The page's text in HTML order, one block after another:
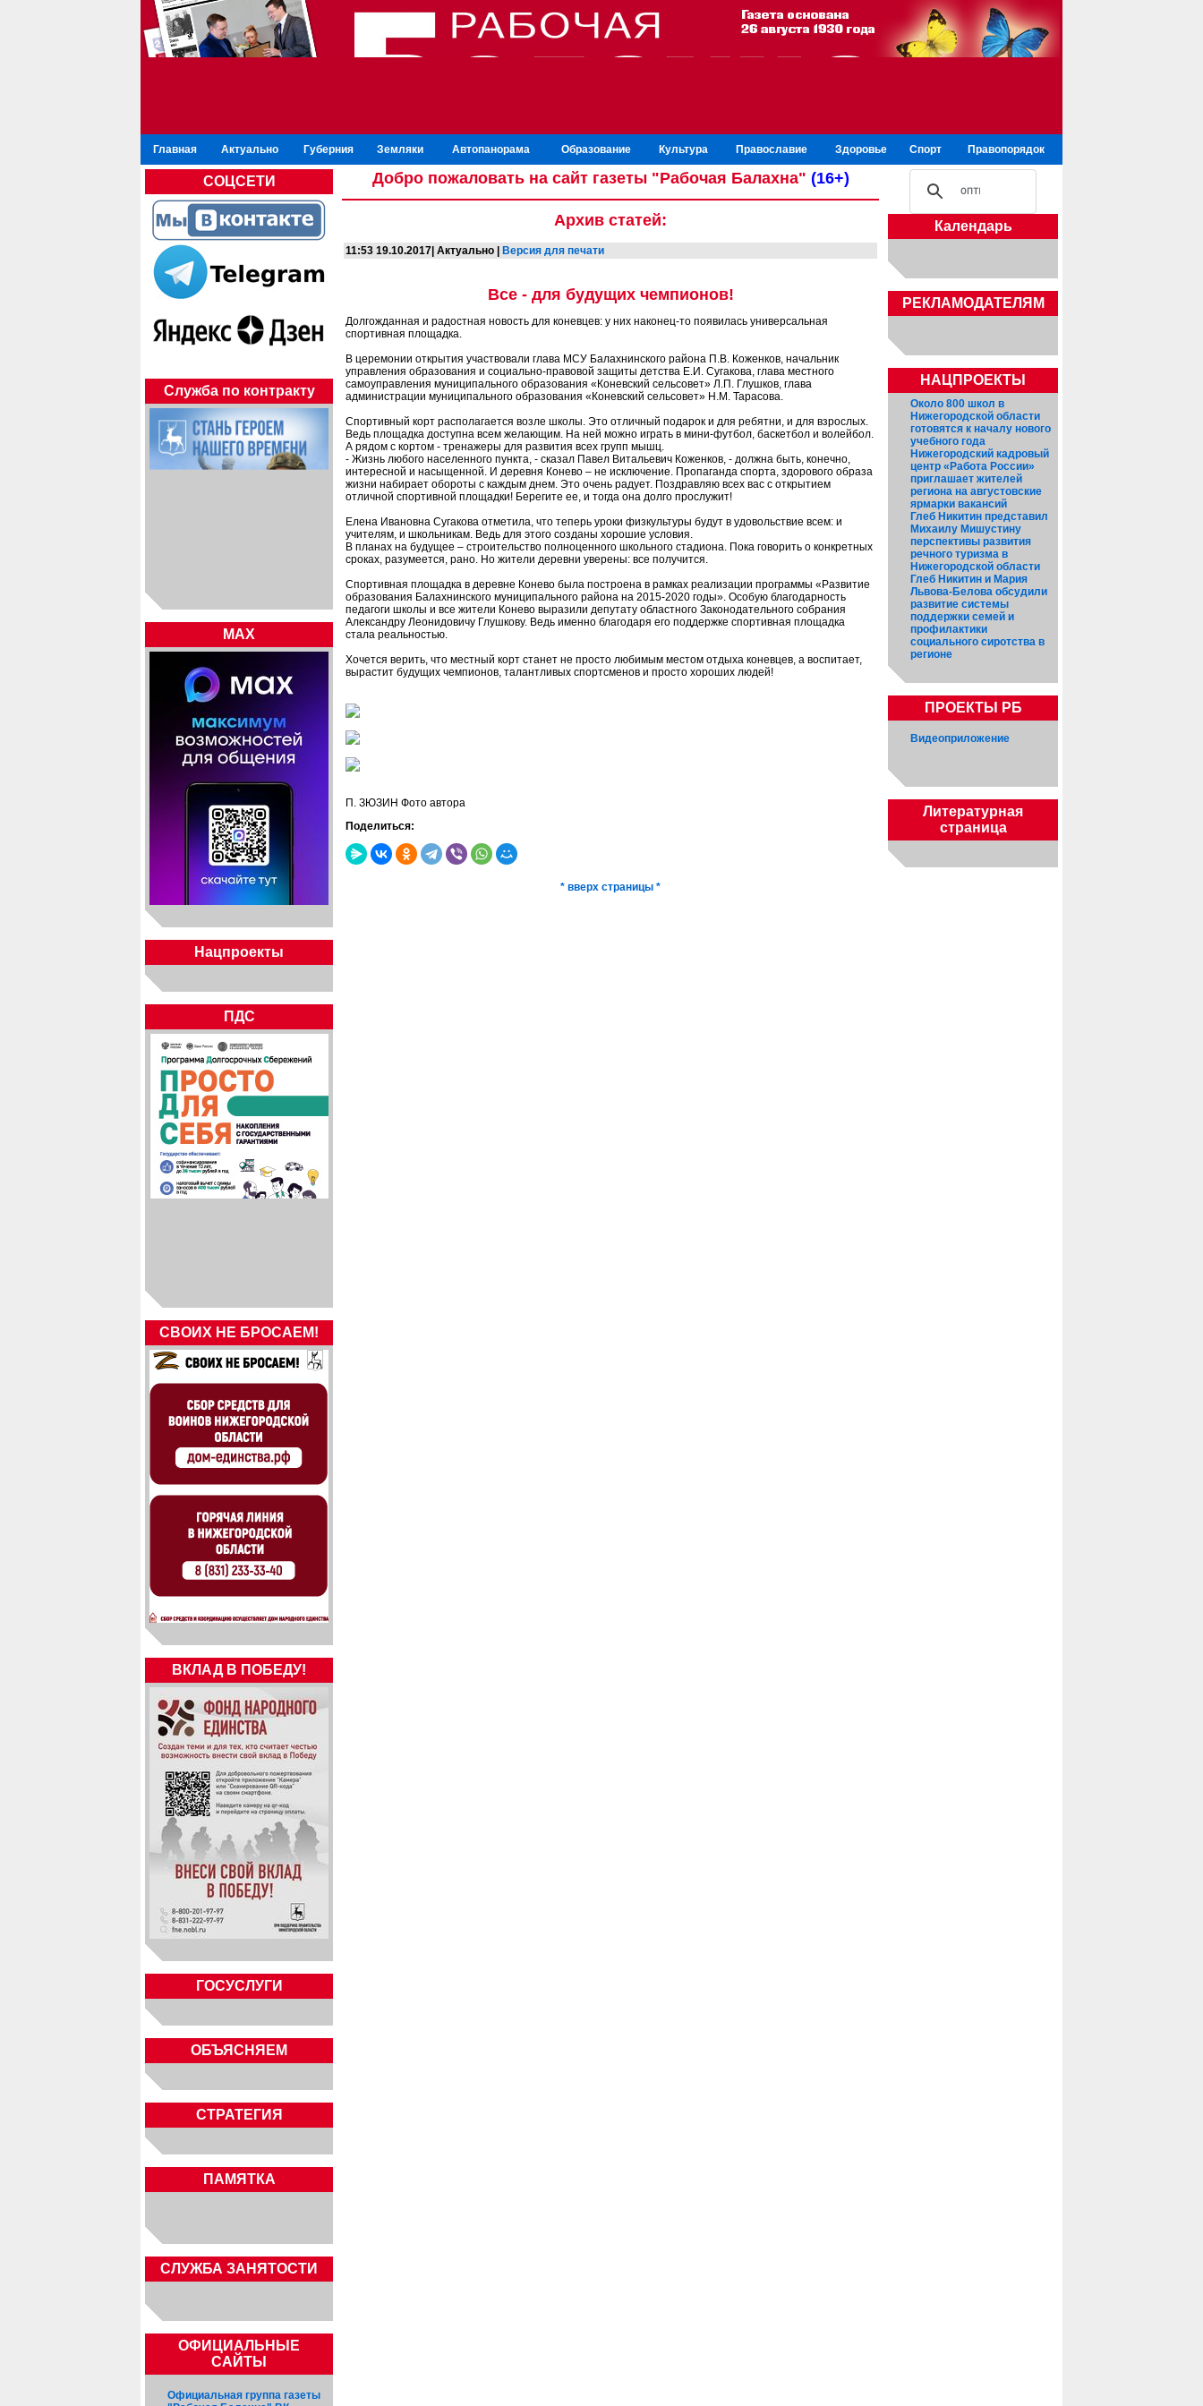
Главная Актуально Губерния Земляки Автопанорама Образование Культура Православие Здоровье Спорт Правопорядок
СОЦСЕТИ
Служба по контракту
MAX
Нацпроекты
ПДС
СВОИХ НЕ БРОСАЕМ!
ВКЛАД В ПОБЕДУ!
ГОСУСЛУГИ
ОБЪЯСНЯЕМ
СТРАТЕГИЯ
ПАМЯТКА
CЛУЖБА ЗАНЯТОСТИ
ОФИЦИАЛЬНЫЕ
САЙТЫ
Официальная группа газеты
Добро пожаловать на сайт газеты "Рабочая Балахна" (16+)
Архив статей:
11:53 19.10.2017| Актуально | Версия для печати
Все - для будущих чемпионов!
Долгожданная и радостная новость для коневцев: у них наконец-то появилась универсальная
спортивная площадка.
В церемонии открытия участвовали глава МСУ Балахнинского района П.В. Коженков, начальник
управления образования и социально-правовой защиты детства Е.И. Сугакова, глава местного
самоуправления муниципального образования «Коневский сельсовет» Л.П. Глушков, глава
администрации муниципального образования «Коневский сельсовет» Н.М. Тарасова.
Спортивный корт располагается возле школы. Это отличный подарок и для ребятни, и для взрослых.
Ведь площадка доступна всем желающим. На ней можно играть в мини-футбол, баскетбол и волейбол.
А рядом с кортом - тренажеры для развития всех групп мышц.
- Жизнь любого населенного пункта, - сказал Павел Витальевич Коженков, - должна быть, конечно,
интересной и насыщенной. И деревня Конево – не исключение. Пропаганда спорта, здорового образа
жизни набирает обороты с каждым днем. Это очень радует. Поздравляю всех вас с открытием
отличной спортивной площадки! Берегите ее, и тогда она долго прослужит!
Елена Ивановна Сугакова отметила, что теперь уроки физкультуры будут в удовольствие всем: и
учителям, и школьникам. Ведь для этого созданы хорошие условия.
В планах на будущее – строительство полноценного школьного стадиона. Пока говорить о конкретных
сроках, разумеется, рано. Но жители деревни уверены: все получится.
Спортивная площадка в деревне Конево была построена в рамках реализации программы «Развитие
образования Балахнинского муниципального района на 2015-2020 годы». Особую благодарность
педагоги школы и все жители Конево выразили депутату областного Законодательного собрания
Александру Леонидовичу Глушкову. Ведь именно благодаря его поддержке спортивная площадка
стала реальностью.
Хочется верить, что местный корт станет не просто любимым местом отдыха коневцев, а воспитает,
вырастит будущих чемпионов, талантливых спортсменов и просто хороших людей!
П. ЗЮЗИН Фото автора
Поделиться:
* вверх страницы *
Календарь
РЕКЛАМОДАТЕЛЯМ
НАЦПРОЕКТЫ
Около 800 школ в
Нижегородской области
готовятся к началу нового
учебного года
Нижегородский кадровый
центр «Работа России»
приглашает жителей
региона на августовские
ярмарки вакансий
Глеб Никитин представил
Михаилу Мишустину
перспективы развития
речного туризма в
Нижегородской области
Глеб Никитин и Мария
Львова-Белова обсудили
развитие системы
поддержки семей и
профилактики
социального сиротства в
регионе
ПРОЕКТЫ РБ
Видеоприложение
Литературная
страница